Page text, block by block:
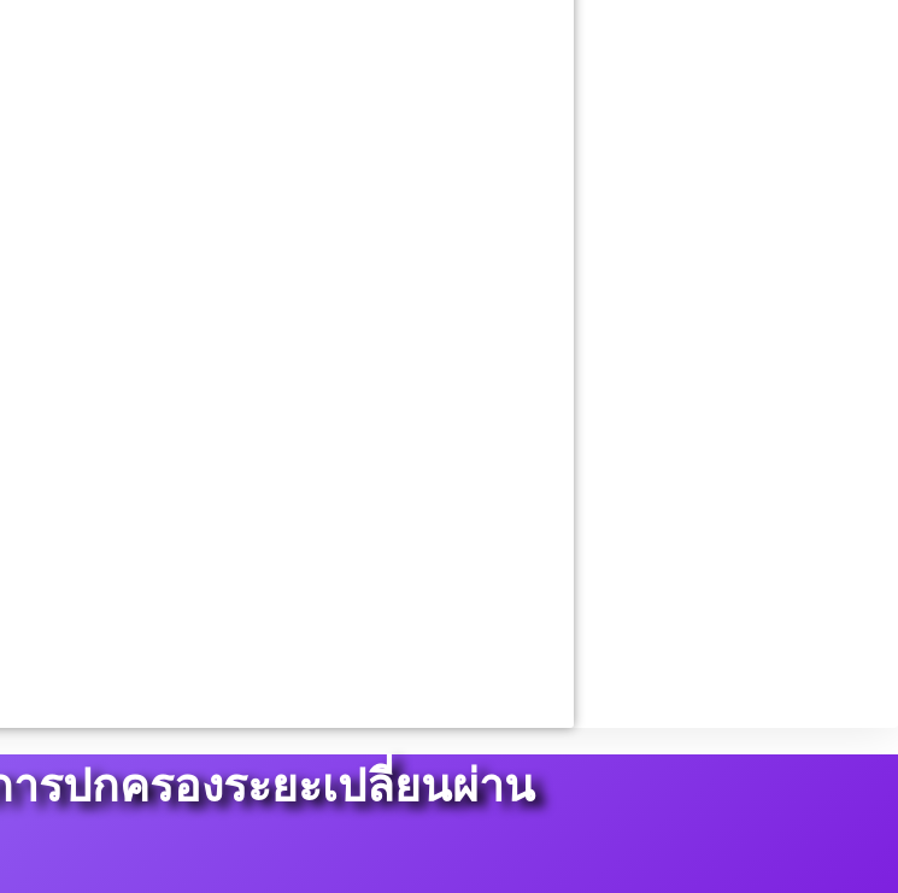
ารปกครองระยะเปลี่ยนผ่าน